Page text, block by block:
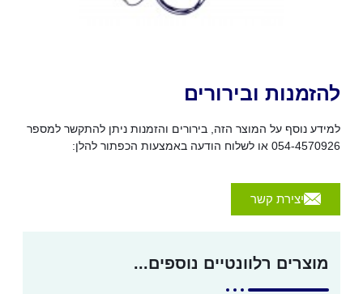
להזמנות ובירורים
למידע נוסף על המוצר הזה, בירורים והזמנות ניתן להתקשר למספר
054-4570926 או לשלוח הודעה באמצעות הכפתור להלן:
יצירת קשר
מוצרים רלוונטיים נוספים...